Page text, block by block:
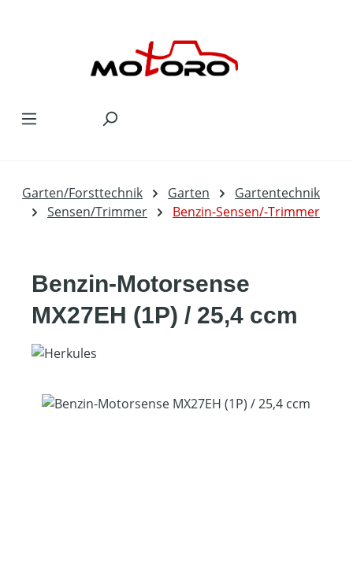
Garten/Forsttechnik Garten
Gartentechnik
Sensen/Trimmer
Benzin-Sensen/-Trimmer
Benzin-Motorsense
MX27EH (1P) / 25,4 ccm
Bildergalerie überspringen